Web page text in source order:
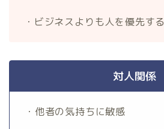
・ビジネスよりも人を優先する
対人関係
・他者の気持ちに敏感